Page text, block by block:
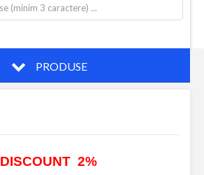
PRODUSE
DISCOUNT 2%